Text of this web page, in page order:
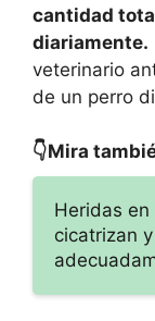
cantidad
diariamente.
veterinario
de un perro
👇Mira
Heridas en
cicatrizan